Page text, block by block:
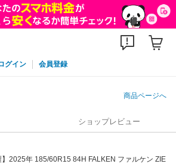
グイン 会員登録
商品ページへ
ショップレビュー
】2025年 185/60R15 84H FALKEN ファルケン ZIE